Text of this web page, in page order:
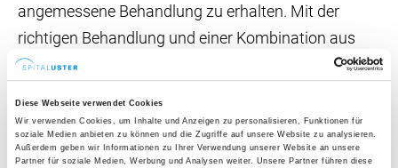
Diese Webseite verwendet Cookies
Wir verwenden Cookies, um Inhalte und Anzeigen zu personalisieren, Funktionen für
soziale Medien anbieten zu können und die Zugriffe auf unsere Website zu analysieren.
Außerdem geben wir Informationen zu Ihrer Verwendung unserer Website an unsere
Partner für soziale Medien, Werbung und Analysen weiter. Unsere Partner führen diese
angemessene Behandlung zu erhalten. Mit der
richtigen Behandlung und einer Kombination aus
Verhaltensänderungen und Medikamenten können
werden, was zu einer verbesserten Lebensqualität
führt.